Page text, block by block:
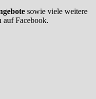
sowie viele weitere
auf Facebook.